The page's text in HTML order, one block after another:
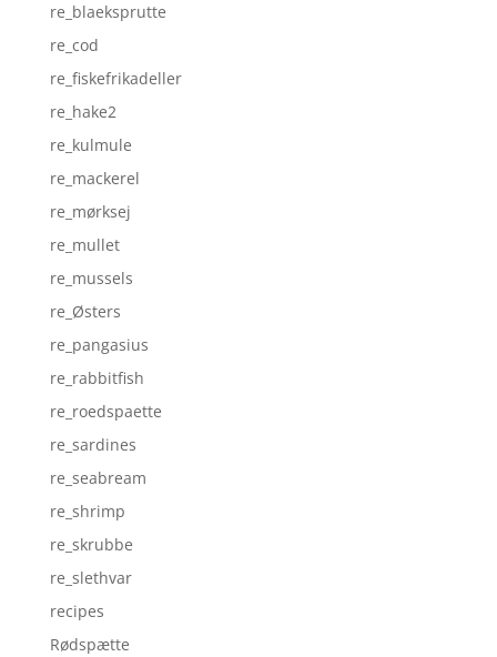
re_blaeksprutte
re_cod
re_fiskefrikadeller
re_hake2
re_kulmule
re_mackerel
re_mørksej
re_mullet
re_mussels
re_Østers
re_pangasius
re_rabbitfish
re_roedspaette
re_sardines
re_seabream
re_shrimp
re_skrubbe
re_slethvar
recipes
Rødspætte